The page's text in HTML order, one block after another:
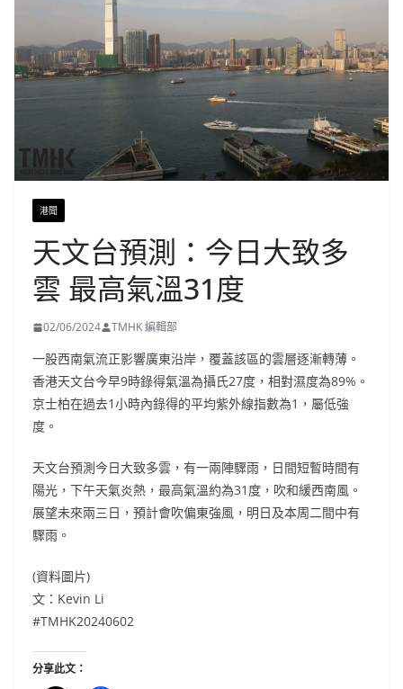
港聞
天文台預測：今日大致多
雲 最高氣溫31度
02/06/2024 TMHK 編輯部
一股西南氣流正影響廣東沿岸，覆蓋該區的雲層逐漸轉薄。
香港天文台今早9時錄得氣溫為攝氏27度，相對濕度為89%。
京士柏在過去1小時內錄得的平均紫外線指數為1，屬低強
度。
天文台預測今日大致多雲，有一兩陣驟雨，日間短暫時間有
陽光，下午天氣炎熱，最高氣溫約為31度，吹和緩西南風。
展望未來兩三日，預計會吹偏東強風，明日及本周二間中有
驟雨。
(資料圖片)
文：Kevin Li
#TMHK20240602
分享此文：